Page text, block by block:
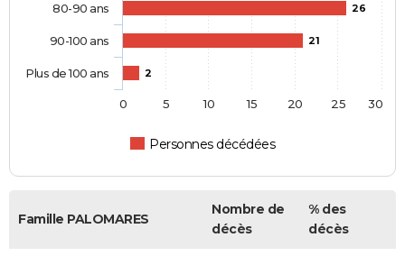
26
21
2
Personnes décédées
80-90 ans
90-100 ans
Plus de 100 ans
0 5 10 15 20 25 30
Famille PALOMARES
Nombre de
décès
% des
décès